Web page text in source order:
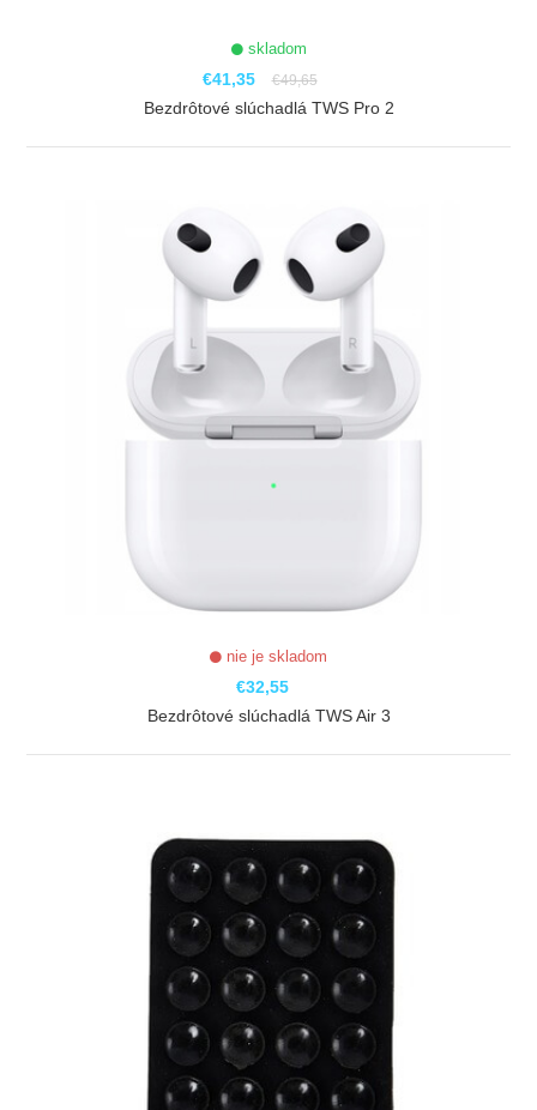
skladom
€41,35 €49,65
Bezdrôtové slúchadlá TWS Pro 2
nie je skladom
€32,55
Bezdrôtové slúchadlá TWS Air 3